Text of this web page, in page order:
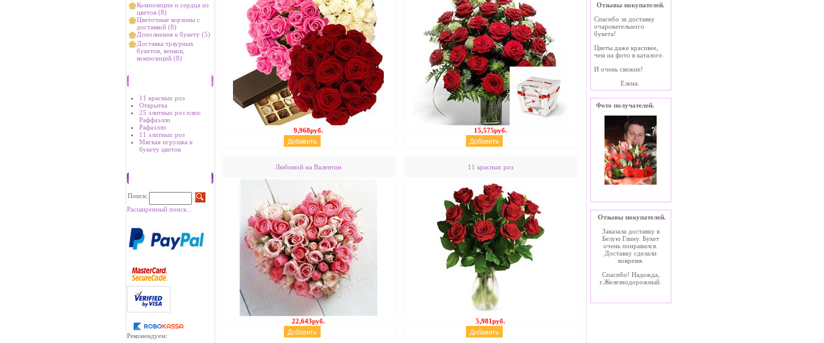
Композиции и сердца из
цветов (8)
Цветочные корзины с
доставкой (8)
Дополнения к букету (5)
Доставка траурных
букетов, венков,
композиций (8)
11 красных роз
Открытка
25 элитных роз плюс
Раффаэлло
Рафаэлло
11 элитных роз
Мягкая игрушка к
букету цветов
Поиск:
Расширенный поиск...
Рекомендуем:
9,968руб. 15,575руб.
Любимой на Валентин
22,643руб.
11 красных роз
5,981руб.
Отзывы покупателей.
Спасибо за доставку
очаровательного
букета!
Цветы даже красивее,
чем на фото в каталоге.
И очень свежие!
Елена.
Фото получателей.
Отзывы покупателей.
Заказала доставку в
Белую Глину. Букет
очень понравился.
Доставку сделали
вовремя.
Спасибо! Надежда,
г.Железнодорожный.